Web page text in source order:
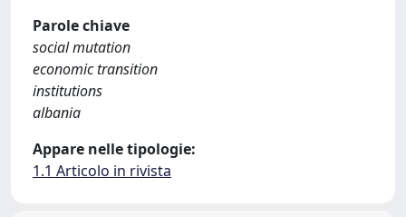
Parole chiave
social mutation
economic transition
institutions
albania
Appare nelle tipologie:
1.1 Articolo in rivista